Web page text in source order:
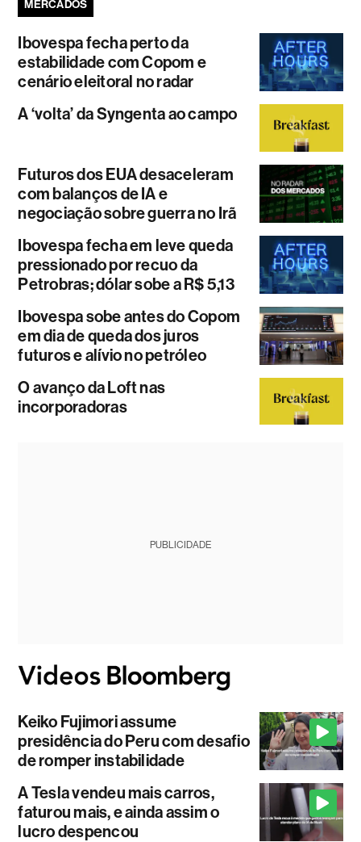
MERCADOS
Ibovespa fecha perto da
estabilidade com Copom e
cenário eleitoral no radar
A ‘volta’ da Syngenta ao campo
Futuros dos EUA desaceleram
com balanços de IA e
negociação sobre guerra no Irã
Ibovespa fecha em leve queda
pressionado por recuo da
Petrobras; dólar sobe a R$ 5,13
Ibovespa sobe antes do Copom
em dia de queda dos juros
futuros e alívio no petróleo
O avanço da Loft nas
incorporadoras
PUBLICIDADE
Keiko Fujimori assume
presidência do Peru com desafio
de romper instabilidade
A Tesla vendeu mais carros,
faturou mais, e ainda assim o
lucro despencou